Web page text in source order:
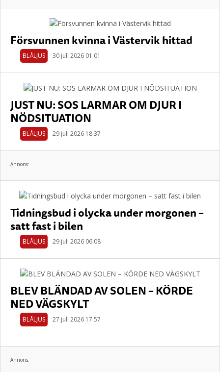
Försvunnen kvinna i Västervik hittad
BLÅLJUS 30 juli 2026 01.01
JUST NU: SOS LARMAR OM DJUR I
NÖDSITUATION
BLÅLJUS 29 juli 2026 18.37
Annons:
Tidningsbud i olycka under morgonen –
satt fast i bilen
BLÅLJUS 29 juli 2026 06.08
BLEV BLÄNDAD AV SOLEN – KÖRDE
NED VÄGSKYLT
BLÅLJUS 27 juli 2026 17.57
Annons: